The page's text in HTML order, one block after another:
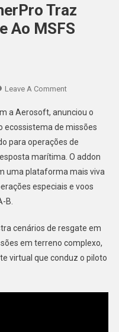
Traz
Ao MSFS
Leave A CommentOn
Traz
Missões
De
Resgate
Ao
MSFS
a Aerosoft, anunciou o
ecossistema de missões
para operações de
marítima. O addon
uma plataforma mais viva
especiais e voos
B.
cenários de resgate em
em terreno complexo,
virtual que conduz o piloto